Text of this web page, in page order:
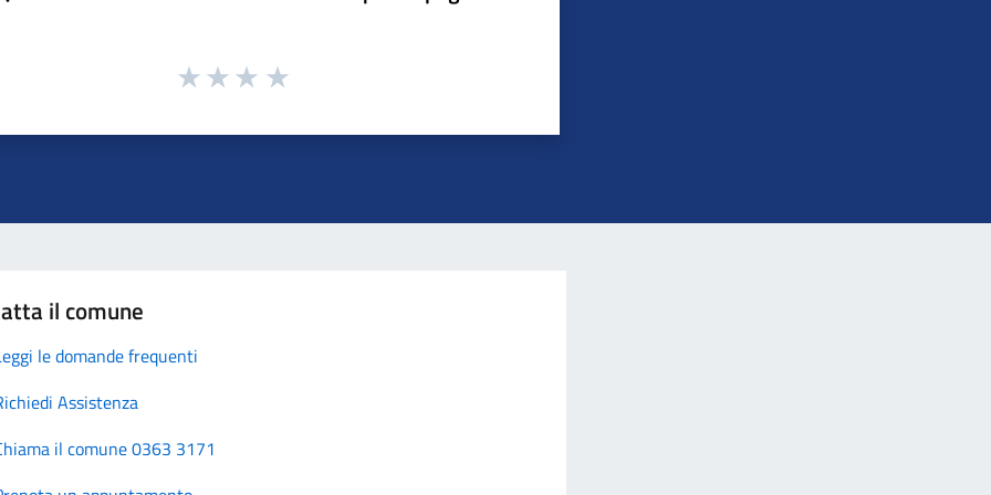
il comune
le domande frequenti
Assistenza
il comune 0363 3171